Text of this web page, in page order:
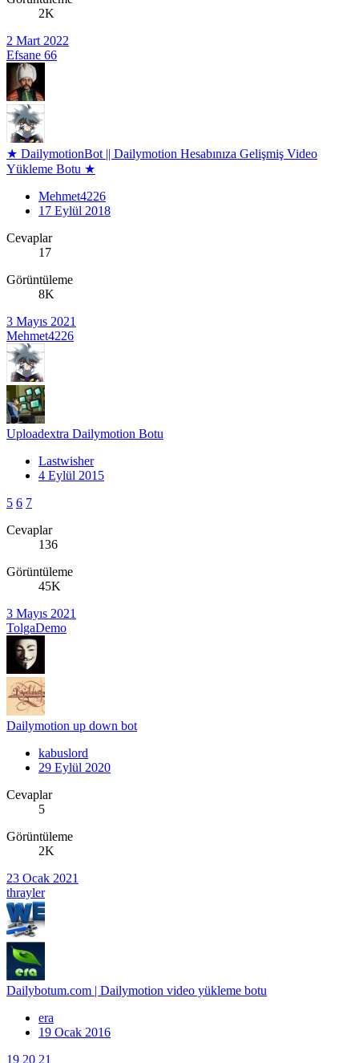
2K
2 Mart 2022
Efsane 66
★ DailymotionBot || Dailymotion Hesabınıza Gelişmiş Video
Yükleme Botu ★
Mehmet4226
17 Eylül 2018
Cevaplar
17
Görüntüleme
8K
3 Mayıs 2021
Mehmet4226
Uploadextra Dailymotion Botu
Lastwisher
4 Eylül 2015
5 6 7
Cevaplar
136
Görüntüleme
45K
3 Mayıs 2021
TolgaDemo
Dailymotion up down bot
kabuslord
29 Eylül 2020
Cevaplar
5
Görüntüleme
2K
23 Ocak 2021
thrayler
Dailybotum.com | Dailymotion video yükleme botu
era
19 Ocak 2016
19 20 21